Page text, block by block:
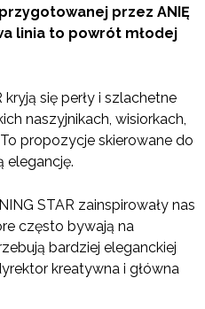
przez ANIĘ
linia to powrót młodej
kryją się perły i szlachetne
naszyjnikach, wisiorkach,
To propozycje skierowane do
elegancję.
STAR zainspirowały nas
często bywają na
bardziej eleganckiej
kreatywna i główna